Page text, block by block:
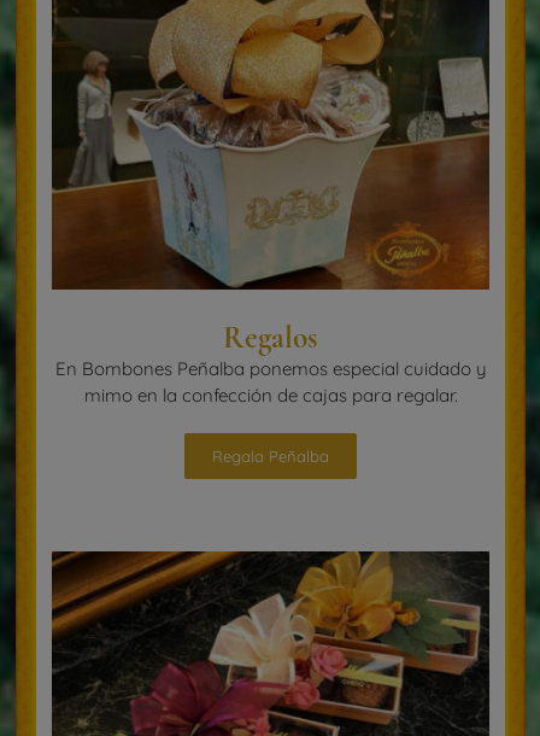
Regalos
En Bombones Peñalba ponemos especial cuidado y
mimo en la confección de cajas para regalar.
Regala Peñalba